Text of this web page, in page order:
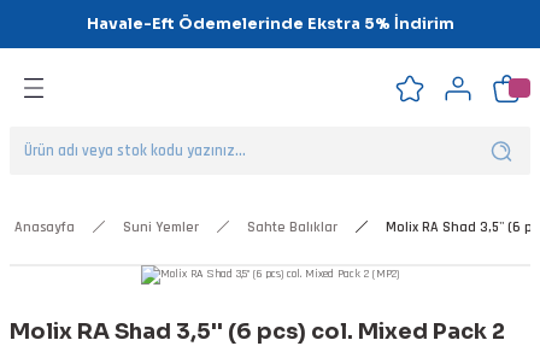
Havale-Eft Ödemelerinde Ekstra 5% İndirim
Geri Dön
Geri Dön
Geri Dön
Geri Dön
Geri Dön
Geri Dön
Anasayfa Suni Yemler Sahte Balıklar Molix RA Shad 3,5'' (6
Molix RA Shad 3,5'' (6 pcs) col. Mixed Pack 2